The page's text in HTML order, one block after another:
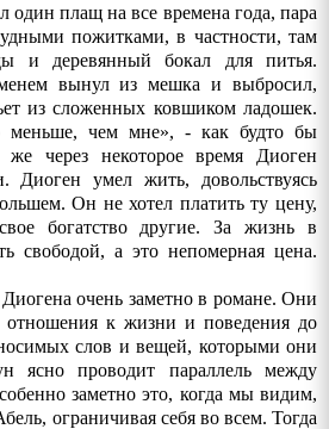
один плащ на все времена года, пара
пожитками, в частности, там
и деревянный бокал для питья.
вынул из мешка и выбросил,
из сложенных ковшиком ладошек.
меньше, чем мне», - как будто бы
через некоторое время Диоген
Диоген умел жить, довольствуясь
Он не хотел платить ту цену,
богатство другие. За жизнь в
свободой, а это непомерная цена.
очень заметно в романе. Они
к жизни и поведения до
слов и вещей, которыми они
ясно проводит параллель между
заметно это, когда мы видим,
ограничивая себя во всем. Тогда